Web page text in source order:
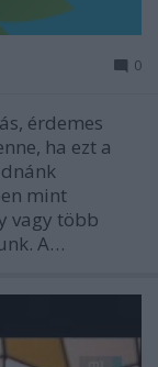
0
érdemes
ha ezt a
mint
vagy több
A…